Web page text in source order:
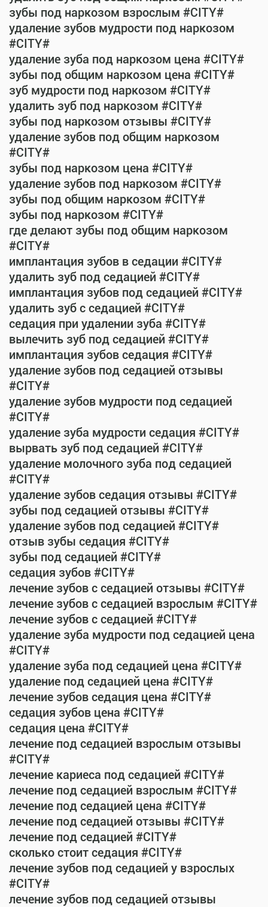
зубы под наркозом взрослым #CITY#
удаление зубов мудрости под наркозом
#CITY#
удаление зуба под наркозом цена #CITY#
зубы под общим наркозом цена #CITY#
зуб мудрости под наркозом #CITY#
удалить зуб под наркозом #CITY#
зубы под наркозом отзывы #CITY#
удаление зубов под общим наркозом
#CITY#
зубы под наркозом цена #CITY#
удаление зубов под наркозом #CITY#
зубы под общим наркозом #CITY#
зубы под наркозом #CITY#
где делают зубы под общим наркозом
#CITY#
имплантация зубов в седации #CITY#
удалить зуб под седацией #CITY#
имплантация зубов под седацией #CITY#
удалить зуб с седацией #CITY#
седация при удалении зуба #CITY#
вылечить зуб под седацией #CITY#
имплантация зубов седация #CITY#
удаление зубов под седацией отзывы
#CITY#
удаление зубов мудрости под седацией
#CITY#
удаление зуба мудрости седация #CITY#
вырвать зуб под седацией #CITY#
удаление молочного зуба под седацией
#CITY#
удаление зубов седация отзывы #CITY#
зубы под седацией отзывы #CITY#
удаление зубов под седацией #CITY#
отзыв зубы седация #CITY#
зубы под седацией #CITY#
седация зубов #CITY#
лечение зубов с седацией отзывы #CITY#
лечение зубов с седацией взрослым #CITY#
лечение зубов с седацией #CITY#
удаление зуба мудрости под седацией цена
#CITY#
удаление зуба под седацией цена #CITY#
удаление под седацией цена #CITY#
лечение зубов седация цена #CITY#
седация зубов цена #CITY#
седация цена #CITY#
лечение под седацией взрослым отзывы
#CITY#
лечение кариеса под седацией #CITY#
лечение под седацией взрослым #CITY#
лечение под седацией цена #CITY#
лечение под седацией отзывы #CITY#
лечение под седацией #CITY#
сколько стоит седация #CITY#
лечение зубов под седацией у взрослых
#CITY#
лечение зубов под седацией отзывы